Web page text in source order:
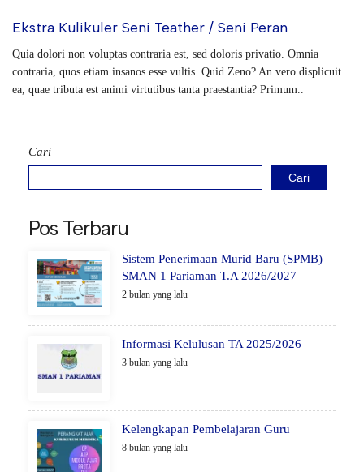
Ekstra Kulikuler Seni Teather / Seni Peran
Quia dolori non voluptas contraria est, sed doloris privatio. Omnia
contraria, quos etiam insanos esse vultis. Quid Zeno? An vero displicuit
ea, quae tributa est animi virtutibus tanta praestantia? Primum..
Cari
Cari
Pos Terbaru
Sistem Penerimaan Murid Baru (SPMB)
SMAN 1 Pariaman T.A 2026/2027
2 bulan yang lalu
Informasi Kelulusan TA 2025/2026
3 bulan yang lalu
Kelengkapan Pembelajaran Guru
8 bulan yang lalu